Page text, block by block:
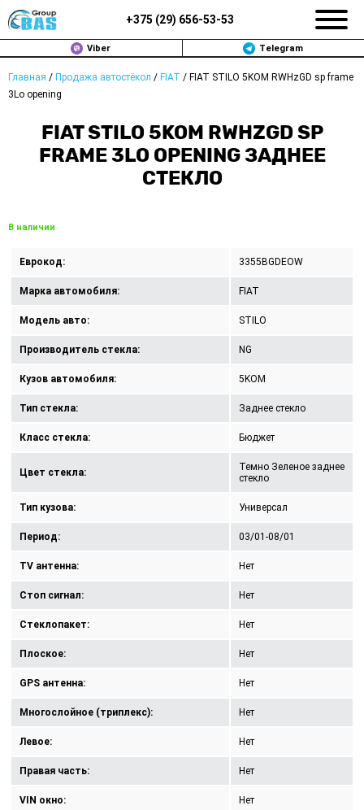
+375 (29) 656-53-53
Viber Telegram
Главная / Продажа автостёкол / FIAT / FIAT STILO 5KOM RWHzGD sp frame
3Lo opening
FIAT STILO 5KOM RWHZGD SP
FRAME 3LO OPENING ЗАДНЕЕ
СТЕКЛО
В наличии
Еврокод: 3355BGDEOW
Марка автомобиля: FIAT
Модель авто: STILO
Производитель стекла: NG
Кузов автомобиля: 5KOM
Тип стекла: Заднее стекло
Класс стекла: Бюджет
Цвет стекла:
Темно Зеленое заднее
стекло
Тип кузова: Универсал
Период: 03/01-08/01
TV антенна: Нет
Стоп сигнал: Нет
Стеклопакет: Нет
Плоское: Нет
GPS антенна: Нет
Многослойное (триплекс): Нет
Левое: Нет
Правая часть: Нет
VIN окно: Нет
ЗАМЕНА АВТОСТЕКОЛ В МИНСКЕ
ПРОДАЖА АВТОСТЁКОЛ
РЕМОНТ
ПОЛИТИКА КОНФИДЕНЦИАЛЬНОСТИ